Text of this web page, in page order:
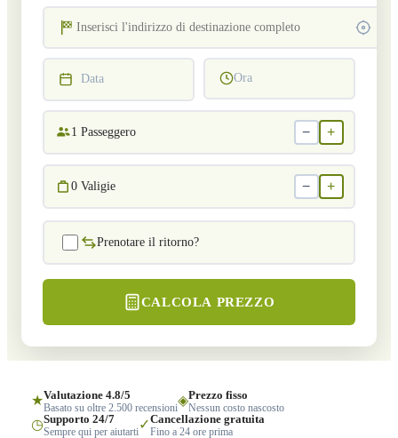
Data Ora
1 Passeggero − +
0 Valigie − +
Prenotare il ritorno?
CALCOLA PREZZO
★Valutazione 4.8/5
Basato su oltre 2.500 recensioni◈Prezzo fisso
Nessun costo nascosto
◷Supporto 24/7
Sempre qui per aiutarti✓Cancellazione gratuita
Fino a 24 ore prima